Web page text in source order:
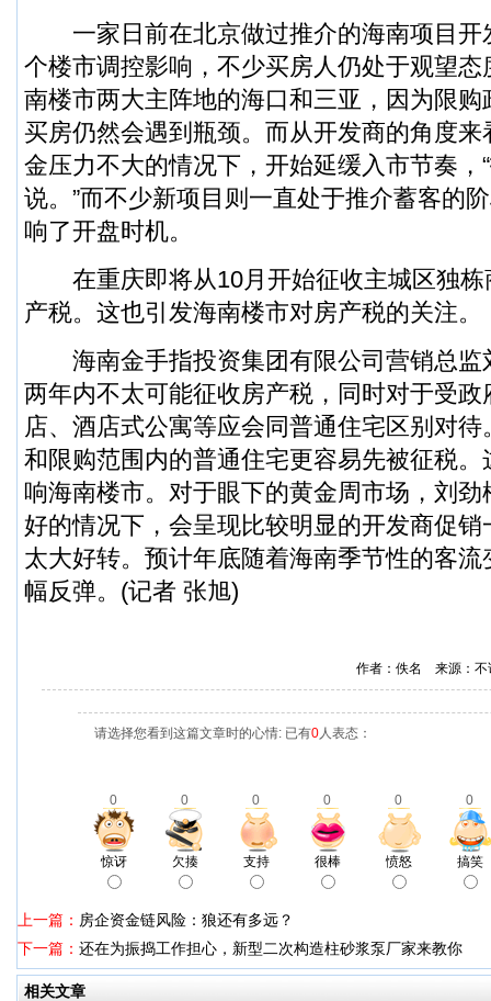
一家日前在北京做过推介的海南项目开
个楼市调控影响，不少买房人仍处于观望
南楼市两大主阵地的海口和三亚，因为限
买房仍然会遇到瓶颈。而从开发商的角度
金压力不大的情况下，开始延缓入市节奏，
说。”而不少新项目则一直处于推介蓄客的
响了开盘时机。
在重庆即将从10月开始征收主城区独栋
产税。这也引发海南楼市对房产税的关注。
海南金手指投资集团有限公司营销总监
两年内不太可能征收房产税，同时对于受
店、酒店式公寓等应会同普通住宅区别对
和限购范围内的普通住宅更容易先被征税
响海南楼市。对于眼下的黄金周市场，刘
好的情况下，会呈现比较明显的开发商促
太大好转。预计年底随着海南季节性的客
幅反弹。(记者 张旭)
作者：佚名 来源：
请选择您看到这篇文章时的心情: 已有0人表态：
0 0 0 0 0 0
惊讶 欠揍 支持 很棒 愤怒 搞笑
上一篇： 房企资金链风险：狼还有多远？
下一篇： 还在为振捣工作担心，新型二次构造柱砂浆泵厂家来教你
相关文章